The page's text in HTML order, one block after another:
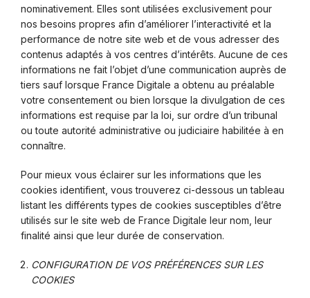
nominativement. Elles sont utilisées exclusivement pour
nos besoins propres afin d’améliorer l’interactivité et la
performance de notre site web et de vous adresser des
contenus adaptés à vos centres d’intérêts. Aucune de ces
informations ne fait l’objet d’une communication auprès de
tiers sauf lorsque France Digitale a obtenu au préalable
votre consentement ou bien lorsque la divulgation de ces
informations est requise par la loi, sur ordre d’un tribunal
ou toute autorité administrative ou judiciaire habilitée à en
connaître.
Pour mieux vous éclairer sur les informations que les
cookies identifient, vous trouverez ci-dessous un tableau
listant les différents types de cookies susceptibles d’être
utilisés sur le site web de France Digitale leur nom, leur
finalité ainsi que leur durée de conservation.
CONFIGURATION DE VOS PRÉFÉRENCES SUR LES
COOKIES